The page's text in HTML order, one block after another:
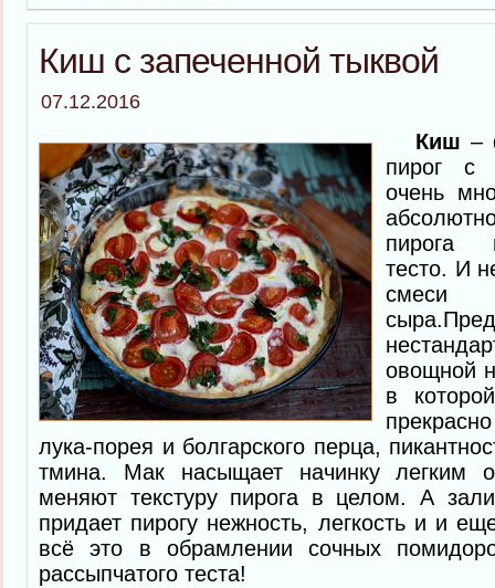
Киш с запеченной тыквой
07.12.2016
Киш –
пирог с
очень
пирога
тесто. И
смеси
овощной
в
лука-порея и болгарского перца,
тмина. Мак насыщает начинку легким
меняют текстуру пирога в целом. А
придает пирогу нежность, легкость и и
всё это в обрамлении сочных
рассыпчатого теста!